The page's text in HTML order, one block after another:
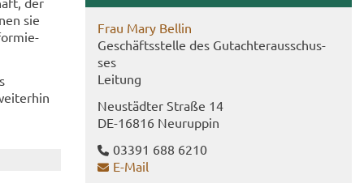
sie
Frau Mary Bel­lin
Ge­schäfts­stel­le des Gut­ach­ter­aus­schus­
ses
Lei­tung
Neu­städ­ter Stra­ße 14
DE-​16816 Neu­rup­pin
03391 688 6210
E-​Mail